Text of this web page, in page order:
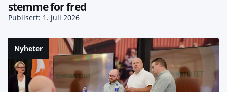
stemme for fred
Publisert: 1. juli 2026
Nyheter